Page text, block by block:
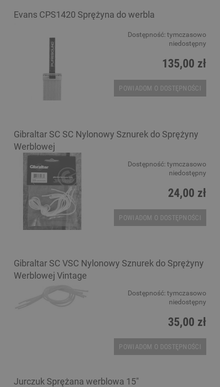
Evans CPS1420 Sprężyna do werbla
Dostępność: tymczasowo
niedostępny
135,00 zł
POWIADOM O DOSTĘPNOŚCI
Gibraltar SC SC Nylonowy Sznurek do Sprężyny
Werblowej
Dostępność: tymczasowo
niedostępny
24,00 zł
POWIADOM O DOSTĘPNOŚCI
Gibraltar SC VSC Nylonowy Sznurek do Sprężyny
Werblowej Vintage
Dostępność: tymczasowo
niedostępny
35,00 zł
POWIADOM O DOSTĘPNOŚCI
Jurczuk Sprężana werblowa 15"